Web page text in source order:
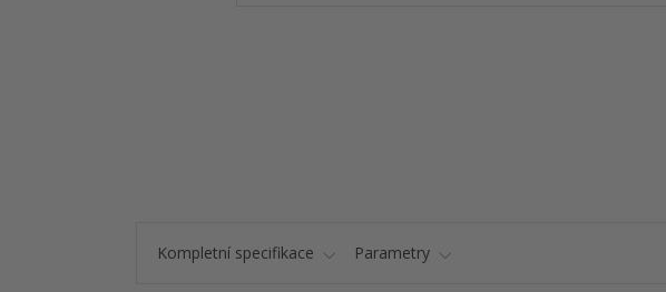
Kompletní specifikace Parametry